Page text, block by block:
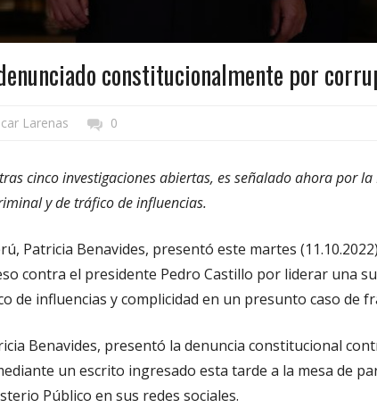
constitucionalmente por
Larenas 0
cinco investigaciones abiertas, es señalado ahora por
y de tráfico de influencias.
Patricia Benavides, presentó este martes
contra el presidente Pedro Castillo por liderar una
de influencias y complicidad en un presunto caso de
Benavides, presentó la denuncia constitucional
un escrito ingresado esta tarde a la mesa de
Público en sus redes sociales.